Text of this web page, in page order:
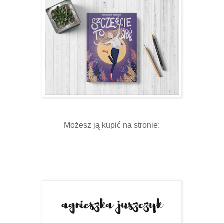
Możesz ją kupić na stronie: